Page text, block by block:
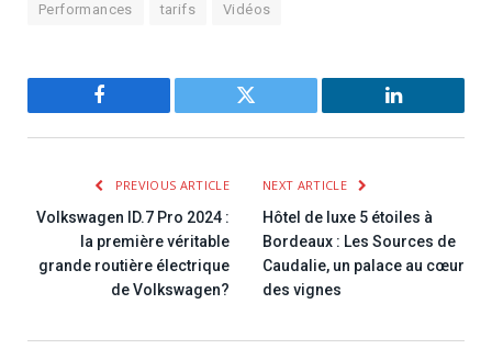
Performances tarifs Vidéos
Facebook Twitter LinkedIn
PREVIOUS ARTICLE
Volkswagen ID.7 Pro 2024 :
la première véritable
grande routière électrique
de Volkswagen?
NEXT ARTICLE
Hôtel de luxe 5 étoiles à
Bordeaux : Les Sources de
Caudalie, un palace au cœur
des vignes